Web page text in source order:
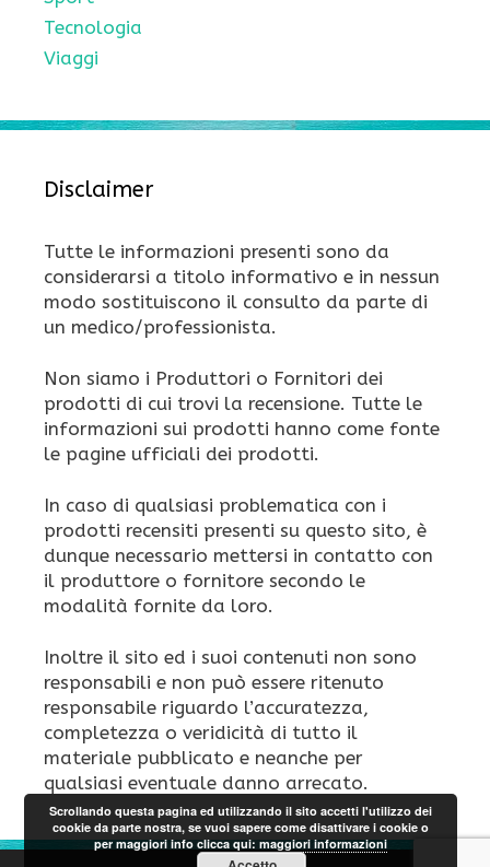
Tecnologia
Viaggi
Disclaimer
Tutte le informazioni presenti sono da
considerarsi a titolo informativo e in nessun
modo sostituiscono il consulto da parte di
un medico/professionista.
Non siamo i Produttori o Fornitori dei
prodotti di cui trovi la recensione. Tutte le
informazioni sui prodotti hanno come fonte
le pagine ufficiali dei prodotti.
In caso di qualsiasi problematica con i
prodotti recensiti presenti su questo sito, è
dunque necessario mettersi in contatto con
il produttore o fornitore secondo le
modalità fornite da loro.
Inoltre il sito ed i suoi contenuti non sono
responsabili e non può essere ritenuto
responsabile riguardo l’accuratezza,
completezza o veridicità di tutto il
materiale pubblicato e neanche per
qualsiasi eventuale danno arrecato.
Scrollando questa pagina ed utilizzando il sito accetti l'utilizzo dei
cookie da parte nostra, se vuoi sapere come disattivare i cookie o
per maggiori info clicca qui:maggiori informazioni